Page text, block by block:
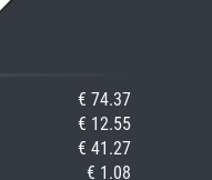
€ 74.37
€ 12.55
€ 41.27
€ 1.08